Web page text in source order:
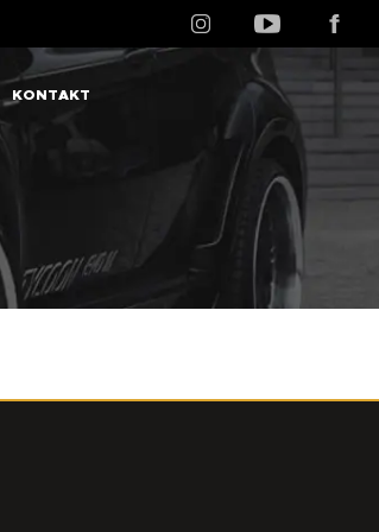
KONTAKT